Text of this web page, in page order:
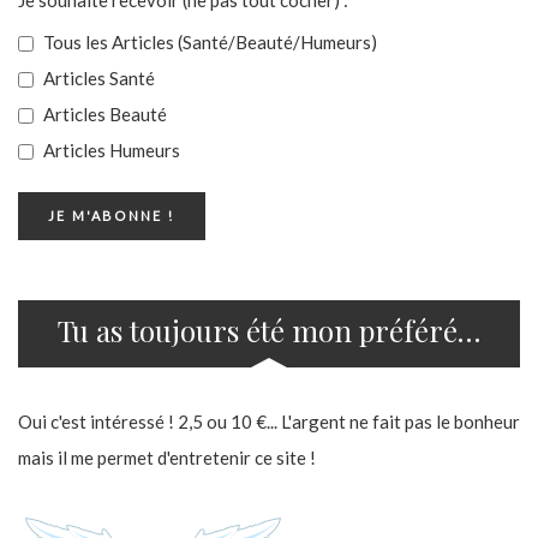
Tous les Articles (Santé/Beauté/Humeurs)
Articles Santé
Articles Beauté
Articles Humeurs
Tu as toujours été mon préféré…
Oui c'est intéressé ! 2,5 ou 10 €... L'argent ne fait pas le bonheur
mais il me permet d'entretenir ce site !